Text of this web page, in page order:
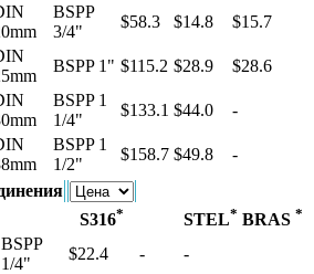
BSPP
3/4"
$58.3 $14.8 $15.7
BSPP 1" $115.2 $28.9 $28.6
BSPP 1
1/4"
$133.1 $44.0 -
BSPP 1
1/2"
$158.7 $49.8 -
S316* STEL* BRAS *
BSPP
1/4"
$22.4 - -